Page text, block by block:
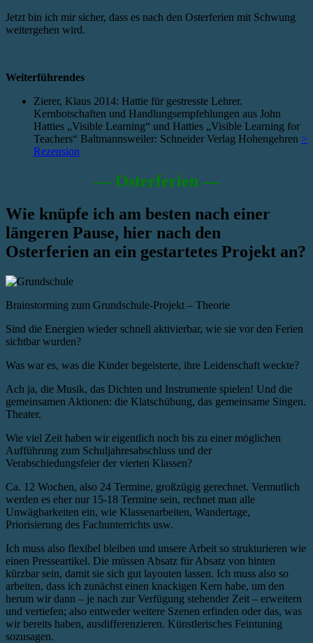
Jetzt bin ich mir sicher, dass es nach den Osterferien mit Schwung
weitergehen wird.
Weiterführendes
Zierer, Klaus 2014: Hattie für gestresste Lehrer.
Kernbotschaften und Handlungsempfehlungen aus John
Hatties „Visible Learning“ und Hatties „Visible Learning for
Teachers“ Baltmannsweiler: Schneider Verlag Hohengehren >
Rezension
— Osterferien —
Wie knüpfe ich am besten nach einer
längeren Pause, hier nach den
Osterferien an ein gestartetes Projekt an?
Brainstorming zum Grundschule-Projekt – Theorie
Sind die Energien wieder schnell aktivierbar, wie sie vor den Ferien
sichtbar wurden?
Was war es, was die Kinder begeisterte, ihre Leidenschaft weckte?
Ach ja, die Musik, das Dichten und Instrumente spielen! Und die
gemeinsamen Aktionen: die Klatschübung, das gemeinsame Singen.
Theater.
Wie viel Zeit haben wir eigentlich noch bis zu einer möglichen
Aufführung zum Schuljahresabschluss und der
Verabschiedungsfeier der vierten Klassen?
Ca. 12 Wochen, also 24 Termine, großzügig gerechnet. Vermutlich
werden es eher nur 15-18 Termine sein, rechnet man alle
Unwägbarkeiten ein, wie Klassenarbeiten, Wandertage,
Priorisierung des Fachunterrichts usw.
Ich muss also flexibel bleiben und unsere Arbeit so strukturieren wie
einen Presseartikel. Die müssen Absatz für Absatz von hinten
kürzbar sein, damit sie sich gut layouten lassen. Ich muss also so
arbeiten, dass ich zunächst einen knackigen Kern habe, um den
herum wir dann – je nach zur Verfügung stehender Zeit – erweitern
und vertiefen; also entweder weitere Szenen erfinden oder das, was
wir bereits haben, ausdifferenzieren. Künstlerisches Feintuning
sozusagen.